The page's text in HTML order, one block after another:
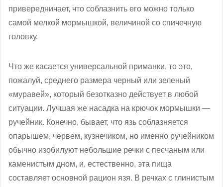
привередничает, что соблазнить его можно только
самой мелкой мормышкой, величиной со спичечную
головку.
Что же касается универсальной приманки, то это,
пожалуй, среднего размера черный или зеленый
«муравей», который безотказно действует в любой
ситуации. Лучшая же насадка на крючок мормышки —
ручейник. Конечно, бывает, что язь соблазняется
опарышем, червем, кузнечиком, но именно ручейником
обычно изобилуют небольшие речки с песчаным или
каменистым дном, и, естественно, эта пища
составляет основной рацион язя. В речках с глинистым